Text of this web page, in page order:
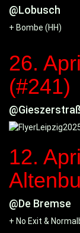
@Lobusch
+ Bombe (HH)
26.
(#241)
12.
@De Bremse
+ No Exit &